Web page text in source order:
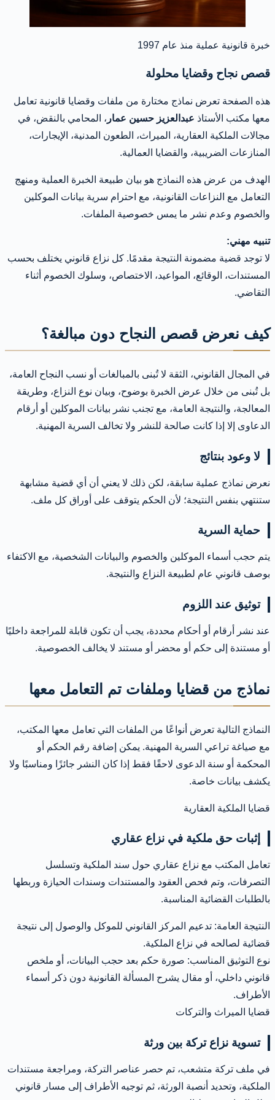
خبرة قانونية عملية منذ عام 1997
قصص نجاح وقضايا محلولة
هذه الصفحة تعرض نماذج مختارة من ملفات وقضايا قانونية تعامل
معها مكتب الأستاذ عبدالعزيز حسين عمار ، المحامي بالنقض، في
مجالات الملكية العقارية، الميراث، الطعون المدنية، الإيجارات،
المنازعات الضريبية، والقضايا العمالية.
الهدف من عرض هذه النماذج هو بيان طبيعة الخبرة العملية ومنهج
التعامل مع النزاعات القانونية، مع احترام سرية بيانات الموكلين
والخصوم وعدم نشر ما يمس خصوصية الملفات.
تنبيه مهني:
لا توجد قضية مضمونة النتيجة مقدمًا. كل نزاع قانوني يختلف بحسب
المستندات، الوقائع، المواعيد، الاختصاص، وسلوك الخصوم أثناء
التقاضي.
كيف نعرض قصص النجاح دون مبالغة؟
في المجال القانوني، الثقة لا تُبنى بالمبالغات أو نسب النجاح العامة،
بل تُبنى من خلال عرض الخبرة بوضوح، وبيان نوع النزاع، وطريقة
المعالجة، والنتيجة العامة، مع تجنب نشر بيانات الموكلين أو أرقام
الدعاوى إلا إذا كانت صالحة للنشر ولا تخالف السرية المهنية.
لا وعود بنتائج
نعرض نماذج عملية سابقة، لكن ذلك لا يعني أن أي قضية مشابهة
ستنتهي بنفس النتيجة؛ لأن الحكم يتوقف على أوراق كل ملف.
حماية السرية
يتم حجب أسماء الموكلين والخصوم والبيانات الشخصية، مع الاكتفاء
بوصف قانوني عام لطبيعة النزاع والنتيجة.
توثيق عند اللزوم
عند نشر أرقام أو أحكام محددة، يجب أن تكون قابلة للمراجعة داخليًا
أو مستندة إلى حكم أو محضر أو مستند لا يخالف الخصوصية.
نماذج من قضايا وملفات تم التعامل معها
النماذج التالية تعرض أنواعًا من الملفات التي تعامل معها المكتب،
مع صياغة تراعي السرية المهنية. يمكن إضافة رقم الحكم أو
المحكمة أو سنة الدعوى لاحقًا فقط إذا كان النشر جائزًا ومناسبًا ولا
يكشف بيانات خاصة.
قضايا الملكية العقارية
إثبات حق ملكية في نزاع عقاري
تعامل المكتب مع نزاع عقاري حول سند الملكية وتسلسل
التصرفات، وتم فحص العقود والمستندات وسندات الحيازة وربطها
بالطلبات القضائية المناسبة.
النتيجة العامة: تدعيم المركز القانوني للموكل والوصول إلى نتيجة
قضائية لصالحه في نزاع الملكية.
نوع التوثيق المناسب: صورة حكم بعد حجب البيانات، أو ملخص
قانوني داخلي، أو مقال يشرح المسألة القانونية دون ذكر أسماء
الأطراف.
قضايا الميراث والتركات
تسوية نزاع تركة بين ورثة
في ملف تركة متشعب، تم حصر عناصر التركة، ومراجعة مستندات
الملكية، وتحديد أنصبة الورثة، ثم توجيه الأطراف إلى مسار قانوني